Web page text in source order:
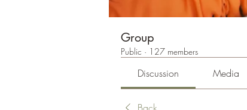
Group
Public · 127 members
Discussion Media